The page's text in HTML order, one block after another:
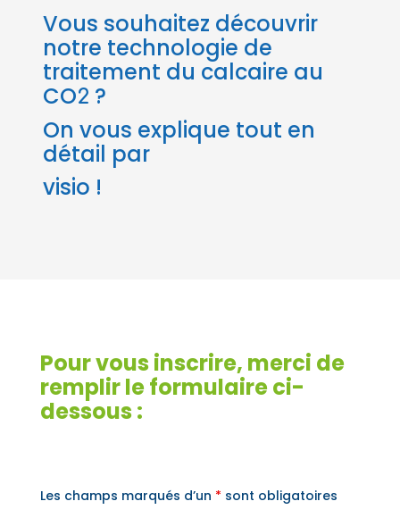
Vous souhaitez découvrir
notre technologie de
traitement du calcaire au
CO2 ?
On vous explique tout en
détail par
visio !
Pour vous inscrire, merci de
remplir le formulaire ci-
dessous :
Les champs marqués d’un * sont obligatoires